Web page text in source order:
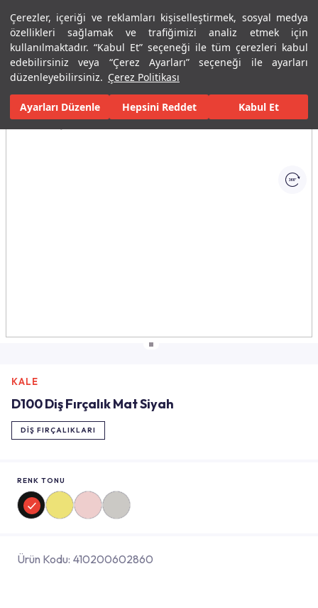
Çerezler, içeriği ve reklamları kişiselleştirmek, sosyal medya
özellikleri sağlamak ve trafiğimizi analiz etmek için
kullanılmaktadır. “Kabul Et” seçeneği ile tüm çerezleri kabul
edebilirsiniz veya “Çerez Ayarları” seçeneği ile ayarları
düzenleyebilirsiniz. Çerez Politikası
Ayarları Düzenle Hepsini Reddet Kabul Et
Menü Menü
Ana Sayfa Banyolar Banyo Aksesuarları Diş Fırçalıkları
Tüm Görseller(1)
KALE
D100 Diş Fırçalık Mat Siyah
DIŞ FIRÇALIKLARI
RENK TONU
Ürün Kodu: 410200602860